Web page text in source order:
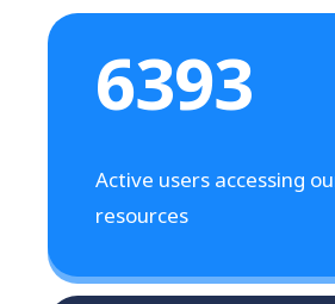
6393
Active users accessing
resources